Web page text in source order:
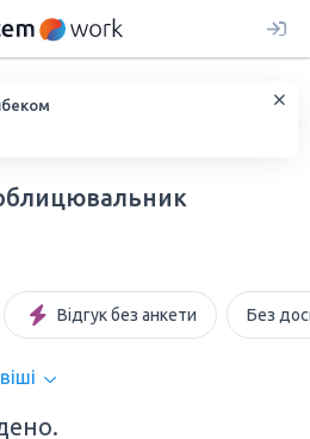
Відгук без анкети Без